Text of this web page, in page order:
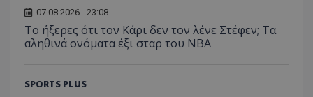
07.08.2026 - 23:08
Το ήξερες ότι τον Κάρι δεν τον λένε Στέφεν; Τα
αληθινά ονόματα έξι σταρ του NBA
SPORTS PLUS